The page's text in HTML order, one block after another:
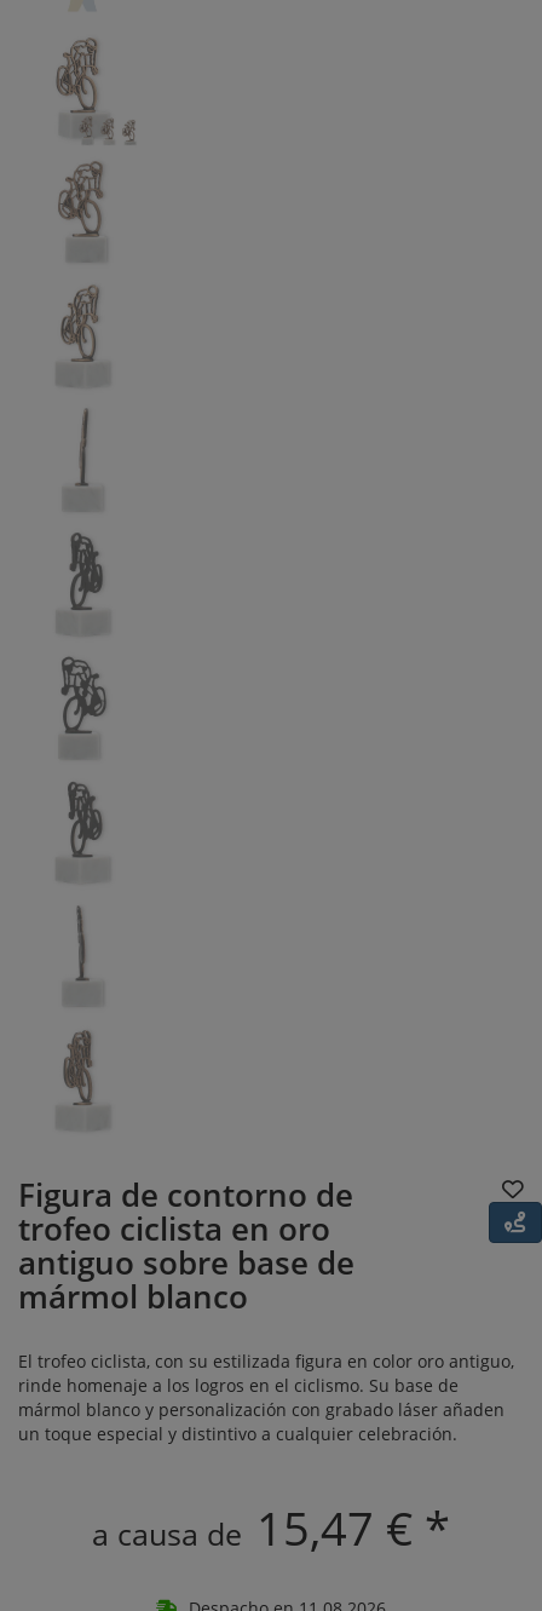
Figura de contorno de
trofeo ciclista en oro
antiguo sobre base de
mármol blanco
El trofeo ciclista, con su estilizada figura en color oro antiguo,
rinde homenaje a los logros en el ciclismo. Su base de
mármol blanco y personalización con grabado láser añaden
un toque especial y distintivo a cualquier celebración.
a causa de 15,47 € *